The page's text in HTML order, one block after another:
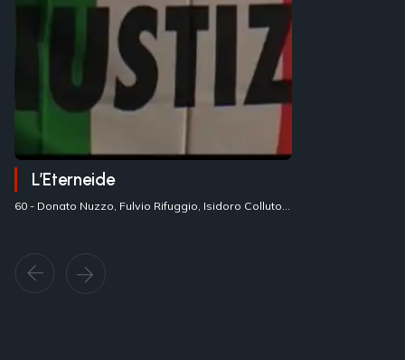
L’Eterneide
60 - Donato Nuzzo, Fulvio Rifuggio, Isidoro Colluto